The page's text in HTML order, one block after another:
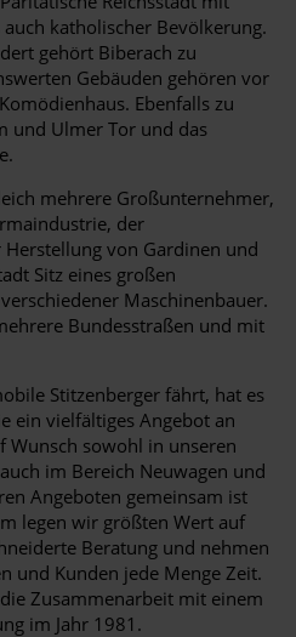
katholischer Bevölkerung.
gehört Biberach zu
Gebäuden gehören vor
Ebenfalls zu
und Ulmer Tor und das
mehrere Großunternehmer,
der
von Gardinen und
Sitz eines großen
Maschinenbauer.
Bundesstraßen und mit
Stitzenberger fährt, hat es
ein vielfältiges Angebot an
Wunsch sowohl in unseren
im Bereich Neuwagen und
Angeboten gemeinsam ist
legen wir größten Wert auf
Beratung und nehmen
und Kunden jede Menge Zeit.
Zusammenarbeit mit einem
im Jahr 1981.